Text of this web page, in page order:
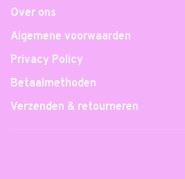
Over ons
Algemene voorwaarden
Privacy Policy
Betaalmethoden
Verzenden & retourneren